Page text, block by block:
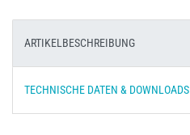
ARTIKELBESCHREIBUNG
TECHNISCHE DATEN & DOWNLOADS